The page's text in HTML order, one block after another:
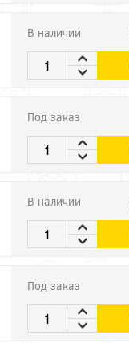
В наличии
Под заказ
В наличии
Под заказ